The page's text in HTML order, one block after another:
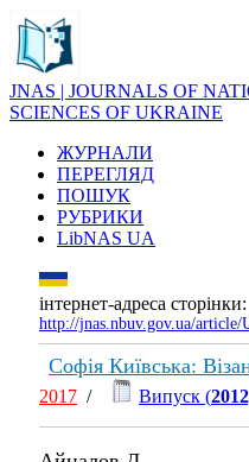
JNAS | JOURNALS OF
SCIENCES OF UKRAINE
ЖУРНАЛИ
ПЕРЕГЛЯД
ПОШУК
РУБРИКИ
LibNAS UA
інтернет-адреса сторінки:
http://jnas.nbuv.gov.ua/article/
Софія Київська:
2017 / Випуск (